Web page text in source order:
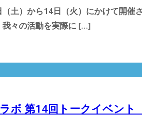
土）から14日（火）にかけて開催
我々の活動を実際に […]
ボ 第14回トークイベン